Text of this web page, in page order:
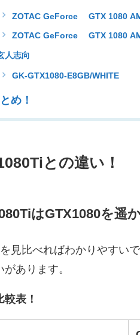
ZOTAC GeForce® GTX 1080
ZOTAC GeForce® GTX 1080
人志向
GK-GTX1080-E8GB/WHITE
め！
との違い！
はGTX1080を遥
見比べればわかりやすい
あります。
較表！